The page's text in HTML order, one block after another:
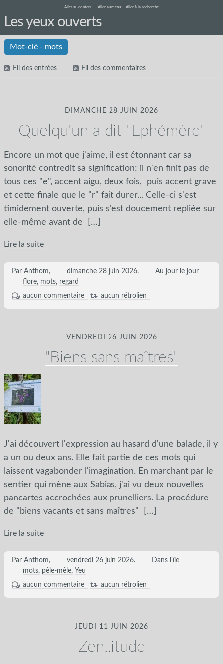
Aller au contenu Aller au menu Aller à la recherche
Les yeux ouverts
Mot-clé - mots
Fil des entrées Fil des commentaires
DIMANCHE 28 JUIN 2026
Quelqu'un a dit "Ephémère"
Encore un mot que j'aime, il est étonnant car sa
sonorité contredit sa signification: il n'en finit pas de
tous ces "e", accent aigu, deux fois, puis accent grave
et cette finale que le "r" fait durer... Celle-ci s'est
timidement ouverte, puis s'est doucement repliée sur
elle-même avant de
[…]
Lire la suite
Par Anthom, dimanche 28 juin 2026.
Au jour le jour
flore mots regard
aucun commentaire
aucun rétrolien
VENDREDI 26 JUIN 2026
"Biens sans maîtres"
J'ai découvert l'expression au hasard d'une balade, il y
a un ou deux ans. Elle fait partie de ces mots qui
laissent vagabonder l'imagination. En marchant par le
sentier qui mène aux Sabias, j'ai vu deux nouvelles
pancartes accrochées aux prunelliers. La procédure
de "biens vacants et sans maîtres"
[…]
Lire la suite
Par Anthom, vendredi 26 juin 2026.
Dans l'île
mots pêle-mêle Yeu
aucun commentaire
aucun rétrolien
JEUDI 11 JUIN 2026
Zen..itude